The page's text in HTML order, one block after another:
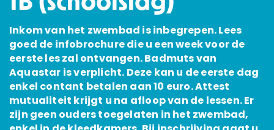
Inkom van het zwembad is inbegrepen. Lees
goed de infobrochure die u een week voor de
eerste les zal ontvangen. Badmuts van
Aquastar is verplicht. Deze kan u de eerste dag
enkel contant betalen aan 10 euro. Attest
mutualiteit krijgt u na afloop van de lessen. Er
zijn geen ouders toegelaten in het zwembad,